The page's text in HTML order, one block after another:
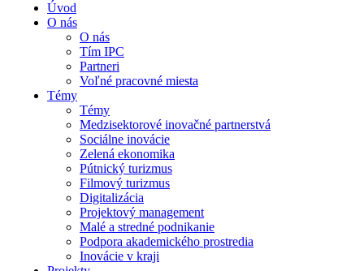
Úvod
O nás
O nás
Tím IPC
Partneri
Voľné pracovné miesta
Témy
Témy
Medzisektorové inovačné partnerstvá
Sociálne inovácie
Zelená ekonomika
Pútnický turizmus
Filmový turizmus
Digitalizácia
Projektový management
Malé a stredné podnikanie
Podpora akademického prostredia
Inovácie v kraji